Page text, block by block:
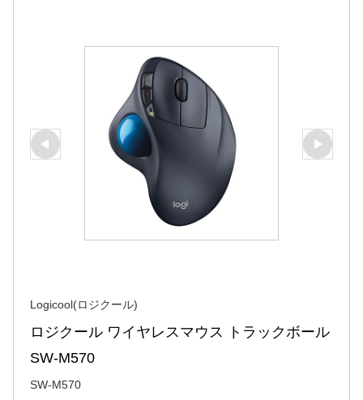
Logicool(ロジクール)
ロジクール ワイヤレスマウス トラックボール
SW-M570
SW-M570